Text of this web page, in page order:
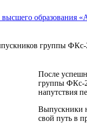
группы ФКс-
После
группы ФКс-
напутствия
Выпускники
свой путь в